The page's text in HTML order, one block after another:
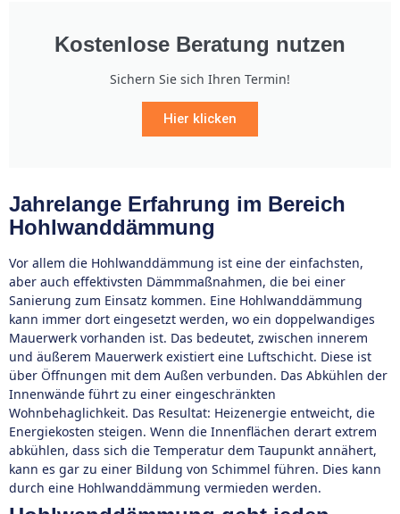
Kostenlose Beratung nutzen
Sichern Sie sich Ihren Termin!
Hier klicken
Jahrelange Erfahrung im Bereich
Hohlwanddämmung
Vor allem die Hohlwanddämmung ist eine der einfachsten,
aber auch effektivsten Dämmmaßnahmen, die bei einer
Sanierung zum Einsatz kommen. Eine Hohlwanddämmung
kann immer dort eingesetzt werden, wo ein doppelwandiges
Mauerwerk vorhanden ist. Das bedeutet, zwischen innerem
und äußerem Mauerwerk existiert eine Luftschicht. Diese ist
über Öffnungen mit dem Außen verbunden. Das Abkühlen der
Innenwände führt zu einer eingeschränkten
Wohnbehaglichkeit. Das Resultat: Heizenergie entweicht, die
Energiekosten steigen. Wenn die Innenflächen derart extrem
abkühlen, dass sich die Temperatur dem Taupunkt annähert,
kann es gar zu einer Bildung von Schimmel führen. Dies kann
durch eine Hohlwanddämmung vermieden werden.